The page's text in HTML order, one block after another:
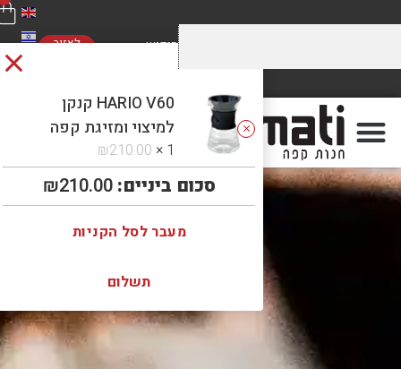
ברכישה מעל 5 קילו. כנסו לראות! ברכישה מעל 300 ₪
לאזור
HARIO V60 קנקן
למיצוי ומזיגת קפה
1 ×
₪210.00
סכום ביניים: ₪210.00
מעבר לסל הקניות
תשלום